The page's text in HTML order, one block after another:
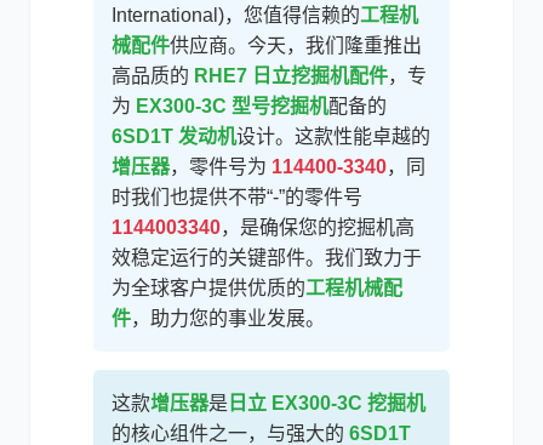
奔驰 加藤
卡尔玛
大宇 丰田
International)，您值得信赖的工程机
械配件供应商。今天，我们隆重推出
高品质的 RHE7 日立挖掘机配件，专
为 EX300-3C 型号挖掘机配备的
6SD1T 发动机设计。这款性能卓越的
增压器，零件号为 114400-3340，同
时我们也提供不带“-”的零件号
1144003340，是确保您的挖掘机高
效稳定运行的关键部件。我们致力于
为全球客户提供优质的工程机械配
件，助力您的事业发展。
这款增压器是 日立 EX300-3C 挖掘机
的核心组件之一，与强大的 6SD1T